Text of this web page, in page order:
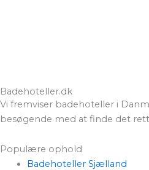
Badehoteller.dk
Vi fremviser badehoteller i
besøgende med at finde det
Populære ophold
Badehoteller Sjælland